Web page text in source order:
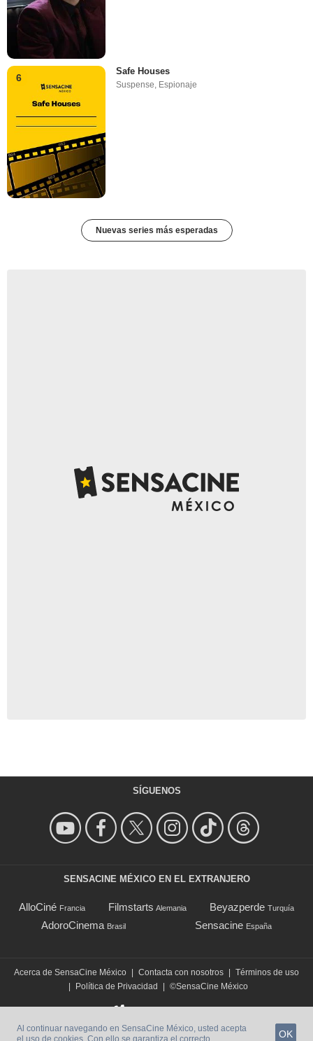
6
Safe Houses
Suspense, Espionaje
Nuevas series más esperadas
SÍGUENOS
SENSACINE MÉXICO EN EL EXTRANJERO
AlloCiné Francia Filmstarts Alemania Beyazperde Turquía
AdoroCinema Brasil Sensacine España
Acerca de SensaCine México | Contacta con nosotros | Términos de uso
|
Política de Privacidad | ©SensaCine México
Al continuar navegando en SensaCine México, usted acepta
el uso de cookies. Con ello se garantiza el correcto
OK